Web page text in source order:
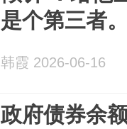
是个第三者
韩霞 2026-06-16
政府债券余